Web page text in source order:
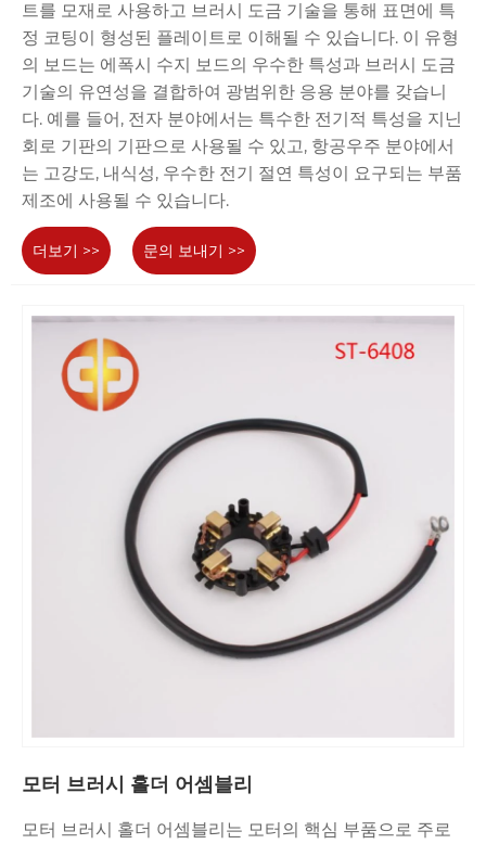
트를 모재로 사용하고 브러시 도금 기술을 통해 표면에 특
정 코팅이 형성된 플레이트로 이해될 수 있습니다. 이 유형
의 보드는 에폭시 수지 보드의 우수한 특성과 브러시 도금
기술의 유연성을 결합하여 광범위한 응용 분야를 갖습니
다. 예를 들어, 전자 분야에서는 특수한 전기적 특성을 지닌
회로 기판의 기판으로 사용될 수 있고, 항공우주 분야에서
는 고강도, 내식성, 우수한 전기 절연 특성이 요구되는 부품
제조에 사용될 수 있습니다.
더보기 >> 문의 보내기 >>
모터 브러시 홀더 어셈블리
모터 브러시 홀더 어셈블리는 모터의 핵심 부품으로 주로